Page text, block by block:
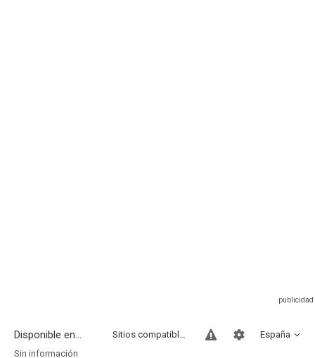
Disponible en... España
Sitios compatibles
Sin información